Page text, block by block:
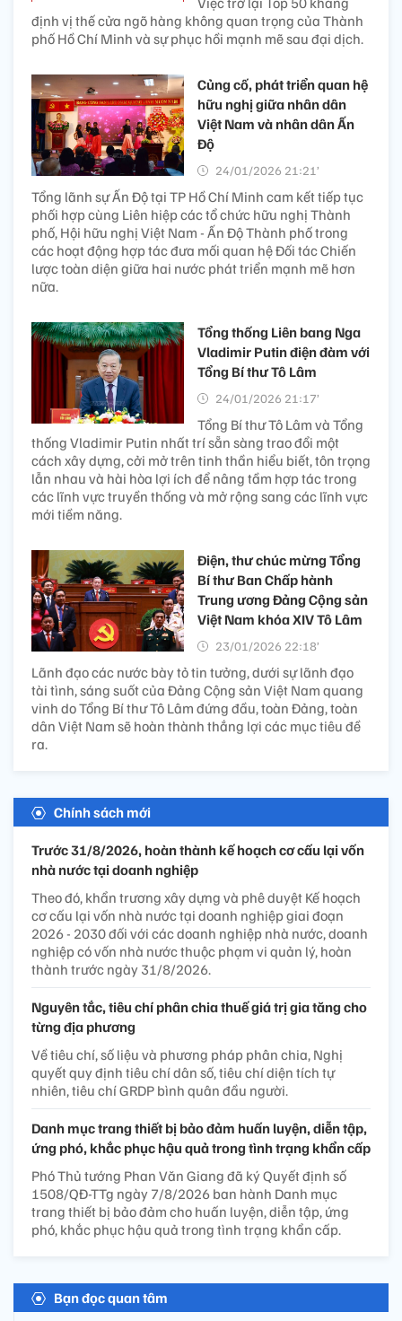
định vị thế cửa ngõ hàng không quan trọng của Thành
phố Hồ Chí Minh và sự phục hồi mạnh mẽ sau đại dịch.
Củng cố, phát triển quan hệ
hữu nghị giữa nhân dân
Việt Nam và nhân dân Ấn
Độ
24/01/2026 21:21’
Tổng lãnh sự Ấn Độ tại TP Hồ Chí Minh cam kết tiếp tục
phối hợp cùng Liên hiệp các tổ chức hữu nghị Thành
phố, Hội hữu nghị Việt Nam - Ấn Độ Thành phố trong
các hoạt động hợp tác đưa mối quan hệ Đối tác Chiến
lược toàn diện giữa hai nước phát triển mạnh mẽ hơn
nữa.
Tổng thống Liên bang Nga
Vladimir Putin điện đàm với
Tổng Bí thư Tô Lâm
24/01/2026 21:17’
Tổng Bí thư Tô Lâm và Tổng
thống Vladimir Putin nhất trí sẵn sàng trao đổi một
cách xây dựng, cởi mở trên tinh thần hiểu biết, tôn trọng
lẫn nhau và hài hòa lợi ích để nâng tầm hợp tác trong
các lĩnh vực truyền thống và mở rộng sang các lĩnh vực
mới tiềm năng.
Điện, thư chúc mừng Tổng
Bí thư Ban Chấp hành
Trung ương Đảng Cộng sản
Việt Nam khóa XIV Tô Lâm
23/01/2026 22:18’
Lãnh đạo các nước bày tỏ tin tưởng, dưới sự lãnh đạo
tài tình, sáng suốt của Đảng Cộng sản Việt Nam quang
vinh do Tổng Bí thư Tô Lâm đứng đầu, toàn Đảng, toàn
dân Việt Nam sẽ hoàn thành thắng lợi các mục tiêu đề
ra.
Chính sách mới
Trước 31/8/2026, hoàn thành kế hoạch cơ cấu lại vốn
nhà nước tại doanh nghiệp
Theo đó, khẩn trương xây dựng và phê duyệt Kế hoạch
cơ cấu lại vốn nhà nước tại doanh nghiệp giai đoạn
2026 - 2030 đối với các doanh nghiệp nhà nước, doanh
nghiệp có vốn nhà nước thuộc phạm vi quản lý, hoàn
thành trước ngày 31/8/2026.
Nguyên tắc, tiêu chí phân chia thuế giá trị gia tăng cho
từng địa phương
Về tiêu chí, số liệu và phương pháp phân chia, Nghị
quyết quy định tiêu chí dân số, tiêu chí diện tích tự
nhiên, tiêu chí GRDP bình quân đầu người.
Danh mục trang thiết bị bảo đảm huấn luyện, diễn tập,
ứng phó, khắc phục hậu quả trong tình trạng khẩn cấp
Phó Thủ tướng Phan Văn Giang đã ký Quyết định số
1508/QĐ-TTg ngày 7/8/2026 ban hành Danh mục
trang thiết bị bảo đảm cho huấn luyện, diễn tập, ứng
phó, khắc phục hậu quả trong tình trạng khẩn cấp.
Bạn đọc quan tâm